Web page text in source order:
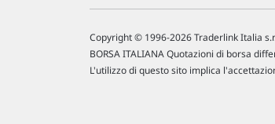
Copyright © 1996-2026 Traderlink Italia
BORSA ITALIANA Quotazioni di borsa
L'utilizzo di questo sito implica